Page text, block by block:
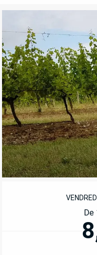
OUVERTURE
VENDREDI
De